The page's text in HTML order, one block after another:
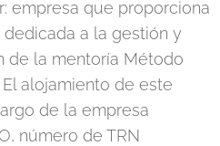
empresa que proporciona
dedicada a la gestión y
de la mentoría Método
alojamiento de este
de la empresa
número de TRN